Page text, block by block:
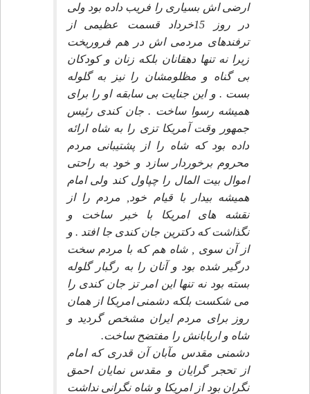
ارضى اش بسيارى را فريب داده بود ولى
در روز 15خرداد قسمت عظيمى از
ترفندهاى مردمى اش در هم فروريخت
زيرا نه تنها دهقانان بلكه زنان و كودكان
بى گناه و مظلومشان را نيز به گلوله
بست . و اين جنايت بى سابقه او را براى
هميشه رسوا ساخت . جان كندى رئيس
جمهور وقت آمريكا تزى را به شاه ارائه
داده بود كه شاه را از پشتيبانى مردم
محروم برخوردار سازد و خود به راحتى
اموال بيت المال را چپاول كند ولى امام
هميشه بيدار با قيام خود, مردم را از
نقشه هاى امريكا با خبر ساخت و
نگذاشت كه دكترين جان كندى جا افتد . و
از آن سوى , شاه هم كه با مردم سخت
درگير شده بود و آنان را به رگبار گلوله
بسته بود نه تنها اين امر تز جان كندى را
مى شكست بلكه دشمنى امريكا از همان
روز براى مردم ايران مشخص گرديد و
شاه و اربابانش را مفتضح ساخت.
دشمنى مقدس مآبان آن قدرى كه امام
از تحجر گرايان و مقدس نمايان احمق
نگران بود از امريكا و شاه نگرانى نداشت